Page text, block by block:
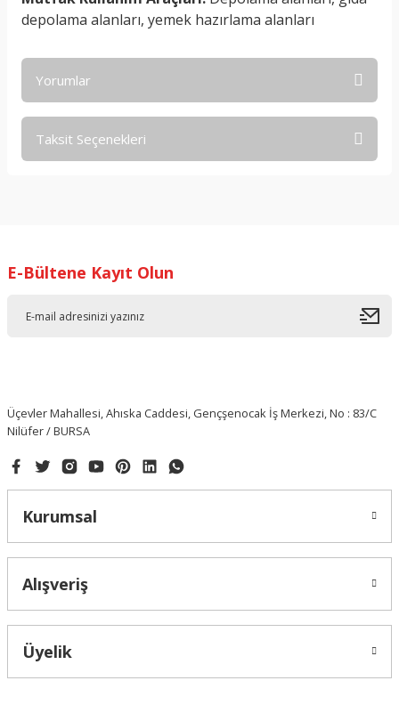
depolama alanları, yemek hazırlama alanları
Yorumlar
Taksit Seçenekleri
E-Bültene Kayıt Olun
Üçevler Mahallesi, Ahıska Caddesi, Gençşenocak İş Merkezi, No : 83/C
Nilüfer / BURSA
Kurumsal
Alışveriş
Üyelik